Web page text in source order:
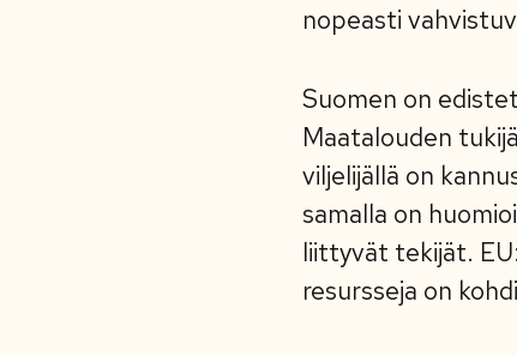
nopeasti
Suomen on
Maatalouden
viljelijällä on
samalla on
liittyvät tekijät.
resursseja on